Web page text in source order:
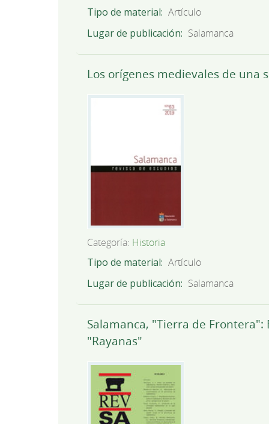
Tipo de material Artículo
Lugar de publicación
Salamanca
Los orígenes medievales de una
Categoría: Historia
Tipo de material Artículo
Lugar de publicación
Salamanca
Salamanca, "Tierra de
"Rayanas"